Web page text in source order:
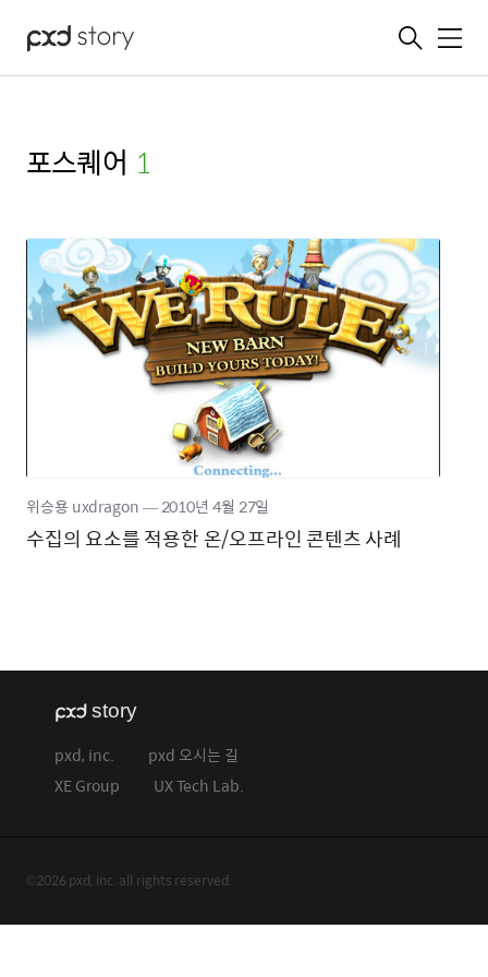
메뉴
포스퀘어 (1)
수집의 요소를 적용한 온/오프라인 콘텐츠 사례
위승용 uxdragon―2010년 4월 27일
pxd, inc.
pxd 오시는 길
XE Group
UX Tech Lab.
©2026 pxd, inc. all rights reserved.